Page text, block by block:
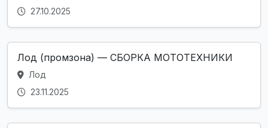
27.10.2025
Лод (промзона) — СБОРКА МОТОТЕХНИКИ
Лод
23.11.2025